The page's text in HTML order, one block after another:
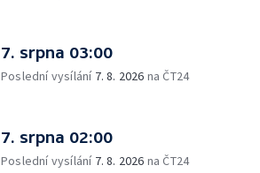
7. srpna 03:00
Poslední vysílání 7. 8. 2026 na ČT24
7. srpna 02:00
Poslední vysílání 7. 8. 2026 na ČT24